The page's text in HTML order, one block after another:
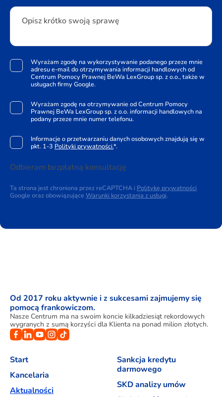
Opisz krótko swoją sprawę
Wyrażam zgodę na wykorzystywanie podanego przeze mnie
adresu e-mail do otrzymywania informacji handlowych od
Centrum Pomocy Prawnej BeWa LexGroup sp. z o.o., także w
usługach firmy Google.
Wyrażam zgodę na otrzymywanie od Centrum Pomocy
Prawnej BeWa LexGroup sp. z o.o. informacji handlowych na
podany przeze mnie numer telefonu.
Informacje o przetwarzaniu danych osobowych znajdują się w
pkt. 1-3 Polityki prywatności.*.
Odbieram bezpłatną konsultację
Ta strona jest chroniona przez reCAPTCHA i Politykę prywatności
Google oraz obowiązujące Warunki korzystania z usługi.
Od 2017 roku aktywnie i z sukcesami zajmujemy się
pomocą frankowiczom.
Nasze Centrum ma na swoim koncie kilkadziesiąt rekordowych
wygranych z sumą korzyści dla Klienta na ponad milion złotych.
Start
Kancelaria
Aktualności
Sankcja kredytu
darmowego
SKD analizy umów